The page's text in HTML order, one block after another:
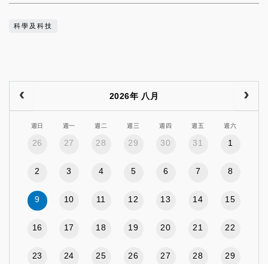
科學及科技
2026年 八月
週日 週一 週二 週三 週四 週五 週六
26 27 28 29 30 31 1
2 3 4 5 6 7 8
9 10 11 12 13 14 15
16 17 18 19 20 21 22
23 24 25 26 27 28 29